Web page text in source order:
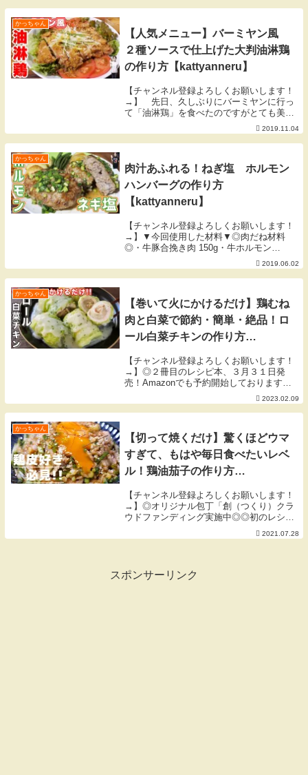
週末が楽しくなる再現ごはん」▼【２月の
かっちゃん
【人気メニュー】バーミヤン風
２種ソースで仕上げた大判油淋鶏
の作り方【kattyanneru】
【チャンネル登録よろしくお願いします！
→】 先日、久しぶりにバーミヤンに行っ
て「油淋鶏」を食べたのですがとても美味
しかったので、今回は再現しながら作って
みました。 大きな鶏肉と２種類のソース
がとても美味しいレシピです。▼今回使用
2019.11.04
かっちゃん
肉汁あふれる！ねぎ塩 ホルモン
ハンバーグの作り方
【kattyanneru】
【チャンネル登録よろしくお願いします！
→】▼今回使用した材料▼◎肉だね材料
◎・牛豚合挽き肉 150g・牛ホルモン
150g・玉ねぎ 1/2個・卵 1個・牛乳 大さじ
3・パン粉 大さじ4・塩 小さじ1/2・すりお
ろしにんにく 小さじ1/2・ナ...
2019.06.02
かっちゃん
【巻いて火にかけるだけ】鶏むね
肉と白菜で節約・簡単・絶品！ロ
ール白菜チキンの作り方
【チャンネル登録よろしくお願いします！
→】◎２冊目のレシピ本、３月３１日発
売！Amazonでも予約開始しております
◎▼「簡単なのにウマすぎる! もりもり野
菜レシピ」▼▼「人気店の味をおうちで！
週末が楽しくなる再現ごはん」▼【２月の
2023.02.09
かっちゃん
【切って焼くだけ】驚くほどウマ
すぎて、もはや毎日食べたいレベ
ル！鶏油茄子の作り方
【kattyanneru】
【チャンネル登録よろしくお願いします！
→】◎オリジナル包丁「創（つくり）クラ
ウドファンディング実施中◎◎初のレシピ
本！書店・ネットショッピングで発売
中！！◎▼「人気店の味をおうちで！週末
2021.07.28
スポンサーリンク